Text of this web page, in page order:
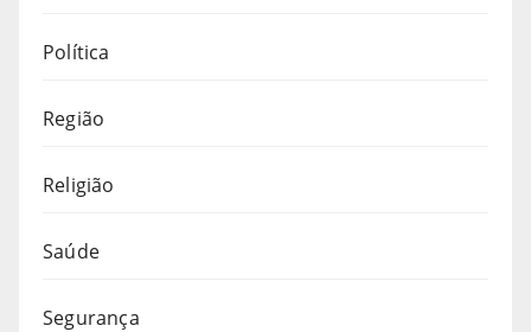
Política
Região
Religião
Saúde
Segurança